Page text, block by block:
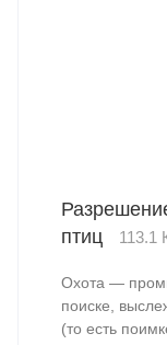
птиц
113.1
Охота —
поиске,
(то есть